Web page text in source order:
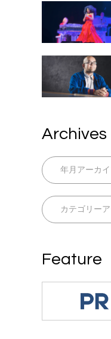
Archives
Feature